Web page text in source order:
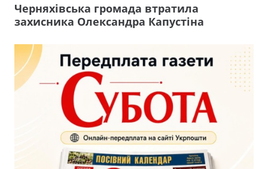
Черняхівська громада втратила
захисника Олександра Капустіна